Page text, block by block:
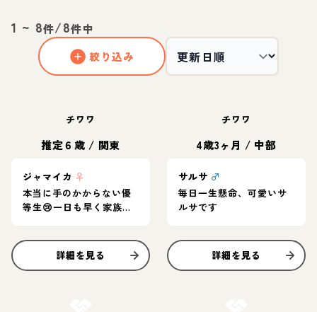
1 ~ 8件/8件中
絞り込み
チワワ
推定６歳 / 関東
ジャマイカ ♀
本当に手のかからない優
等生😢一日も早く家族を
詳細を見る
チワワ
4歳3ヶ月 / 中部
サルサ ♂
毎日一生懸命、可愛いサ
ルサです
詳細を見る